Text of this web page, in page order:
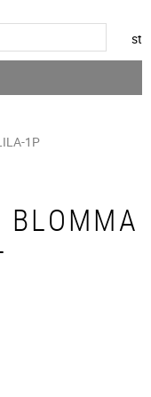
st
1P
BLOMMA